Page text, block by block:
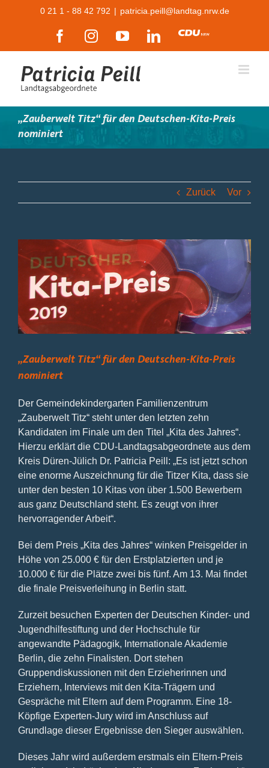
0 21 1 - 88 42 792 | patricia.peill@landtag.nrw.de
FacebookInstagramYouTubeLinkedIn
CDU
„Zauberwelt Titz“ für den Deutschen-Kita-Preis
nominiert
Zurück Vor
grösseres
Bild
„Zauberwelt Titz“ für den Deutschen-Kita-Preis
nominiert
Der Gemeindekindergarten Familienzentrum
„Zauberwelt Titz“ steht unter den letzten zehn
Kandidaten im Finale um den Titel „Kita des Jahres“.
Hierzu erklärt die CDU-Landtagsabgeordnete aus dem
Kreis Düren-Jülich Dr. Patricia Peill: „Es ist jetzt schon
eine enorme Auszeichnung für die Titzer Kita, dass sie
unter den besten 10 Kitas von über 1.500 Bewerbern
aus ganz Deutschland steht. Es zeugt von ihrer
hervorragender Arbeit“.
Bei dem Preis „Kita des Jahres“ winken Preisgelder in
Höhe von 25.000 € für den Erstplatzierten und je
10.000 € für die Plätze zwei bis fünf. Am 13. Mai findet
die finale Preisverleihung in Berlin statt.
Zurzeit besuchen Experten der Deutschen Kinder- und
Jugendhilfestiftung und der Hochschule für
angewandte Pädagogik, Internationale Akademie
Berlin, die zehn Finalisten. Dort stehen
Gruppendiskussionen mit den Erzieherinnen und
Erziehern, Interviews mit den Kita-Trägern und
Gespräche mit Eltern auf dem Programm. Eine 18-
Köpfige Experten-Jury wird im Anschluss auf
Grundlage dieser Ergebnisse den Sieger auswählen.
Dieses Jahr wird außerdem erstmals ein Eltern-Preis